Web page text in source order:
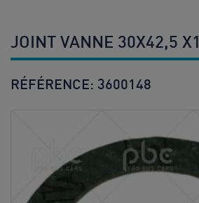
CONSOMMABLES
JOINT VANNE 30X42,5 X1
RÉFÉRENCE: 3600148